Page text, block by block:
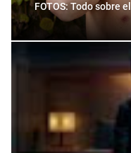
FOTOS: Todo sobre